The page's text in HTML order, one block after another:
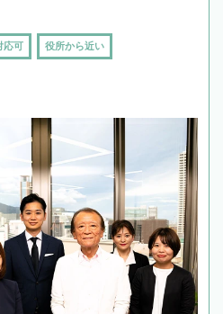
応可 役所から近い